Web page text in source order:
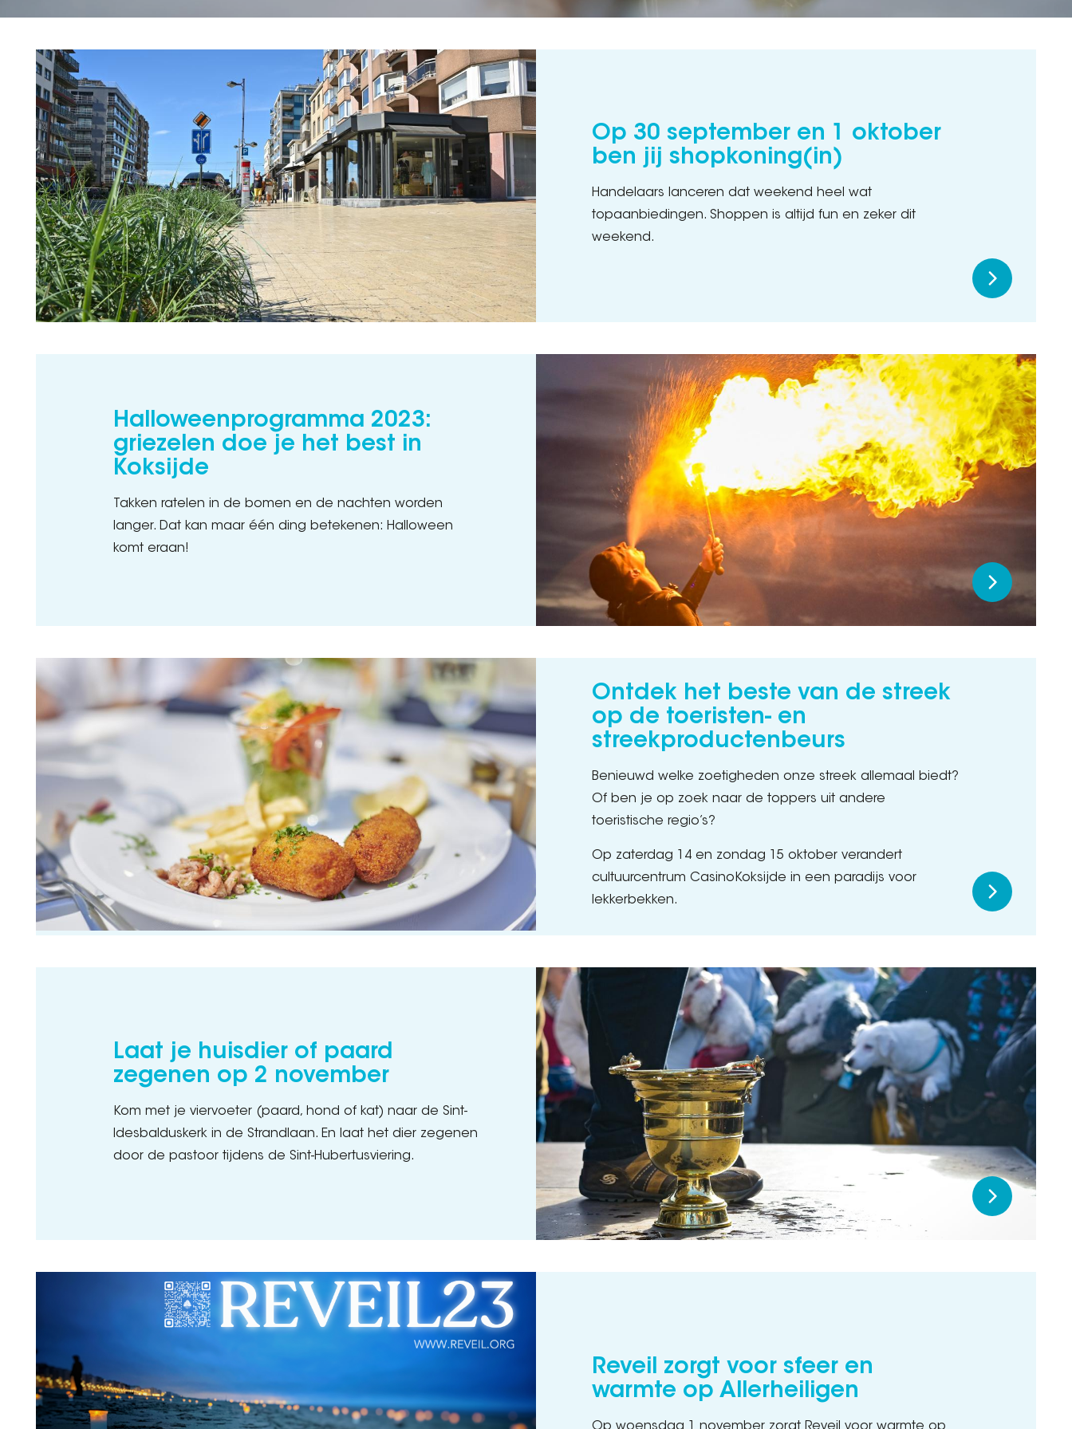
Op 30 september en 1 oktober
ben jij shopkoning(in)
Handelaars lanceren dat weekend heel wat
topaanbiedingen. Shoppen is altijd fun en zeker dit
weekend.
Halloweenprogramma 2023:
griezelen doe je het best in
Koksijde
Takken ratelen in de bomen en de nachten worden
langer. Dat kan maar één ding betekenen: Halloween
komt eraan!
Ontdek het beste van de streek
op de toeristen- en
streekproductenbeurs
Benieuwd welke zoetigheden onze streek allemaal biedt?
Of ben je op zoek naar de toppers uit andere
toeristische regio’s?
Op zaterdag 14 en zondag 15 oktober verandert
cultuurcentrum CasinoKoksijde in een paradijs voor
lekkerbekken.
Laat je huisdier of paard
zegenen op 2 november
Kom met je viervoeter (paard, hond of kat) naar de Sint-
Idesbalduskerk in de Strandlaan. En laat het dier zegenen
door de pastoor tijdens de Sint-Hubertusviering.
Reveil zorgt voor sfeer en
warmte op Allerheiligen